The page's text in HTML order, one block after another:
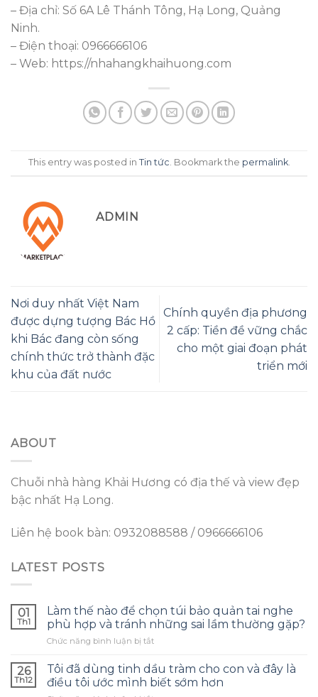
– Địa chỉ: Số 6A Lê Thánh Tông, Hạ Long, Quảng
Ninh.
– Điện thoại: 0966666106
– Web: https://nhahangkhaihuong.com
This entry was posted in Tin tức. Bookmark the permalink.
ADMIN
Nơi duy nhất Việt Nam
được dựng tượng Bác Hồ
khi Bác đang còn sống
chính thức trở thành đặc
khu của đất nước
Chính quyền địa phương
2 cấp: Tiền đề vững chắc
cho một giai đoạn phát
triển mới
ABOUT
Chuỗi nhà hàng Khải Hương có địa thế và view đẹp
bậc nhất Hạ Long.
Liên hệ book bàn: 0932088588 / 0966666106
LATEST POSTS
01
Th1
Làm thế nào để chọn túi bảo quản tai nghe
phù hợp và tránh những sai lầm thường gặp?
Chức năng bình luận bị tắtở
thế
nào
để
26
Th12
Tôi đã dùng tinh dầu tràm cho con và đây là
điều tôi ước mình biết sớm hơn